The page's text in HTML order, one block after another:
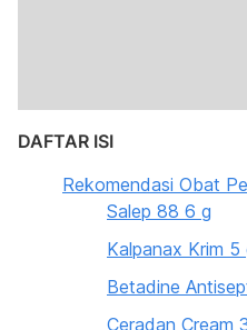
DAFTAR ISI
Rekomendasi Obat
Salep 88 6 g
Kalpanax Krim 5
Betadine
Ceradan Cream